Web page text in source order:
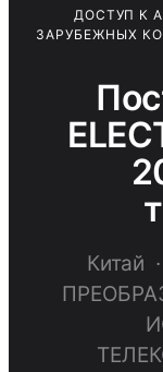
ДОСТУП К
ЗАРУБЕЖНЫХ
Китай